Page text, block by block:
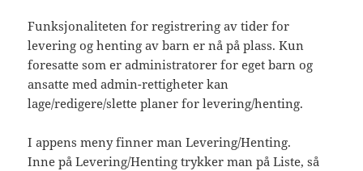
Funksjonaliteten for registrering av tider for
levering og henting av barn er nå på plass. Kun
foresatte som er administratorer for eget barn og
ansatte med admin-rettigheter kan
lage/redigere/slette planer for levering/henting.
I appens meny finner man Levering/Henting.
Inne på Levering/Henting trykker man på Liste, så